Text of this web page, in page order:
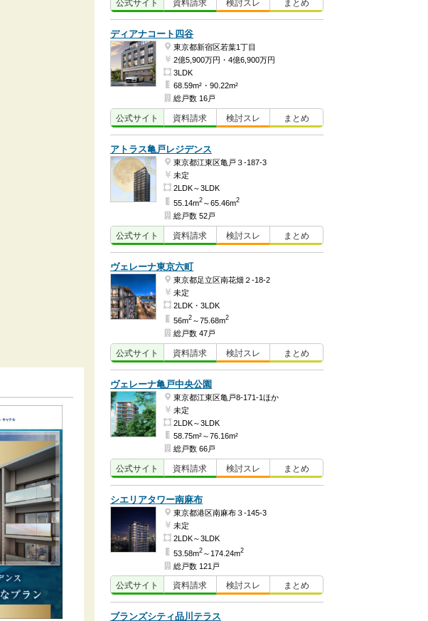
公式サイト 資料請求 検討スレ まとめ
ディアナコート四谷
東京都新宿区若葉1丁目
2億5,900万円・4億6,900万円
3LDK
68.59m²・90.22m²
総戸数 16戸
公式サイト 資料請求 検討スレ まとめ
アトラス亀戸レジデンス
東京都江東区亀戸３-187-3
未定
2LDK～3LDK
55.14m2 ～65.46m2
総戸数 52戸
公式サイト 資料請求 検討スレ まとめ
ヴェレーナ東京六町
東京都足立区南花畑２-18-2
未定
2LDK・3LDK
56m2 ～75.68m2
総戸数 47戸
公式サイト 資料請求 検討スレ まとめ
ヴェレーナ亀戸中央公園
東京都江東区亀戸8-171-1ほか
未定
2LDK～3LDK
58.75m²～76.16m²
総戸数 66戸
公式サイト 資料請求 検討スレ まとめ
シエリアタワー南麻布
東京都港区南麻布３-145-3
未定
2LDK～3LDK
53.58m2 ～174.24m2
総戸数 121戸
公式サイト 資料請求 検討スレ まとめ
ブランズシティ品川テラス